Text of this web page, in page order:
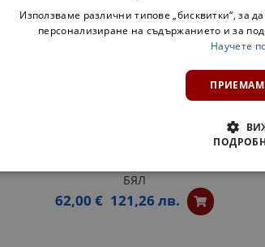
БЯЛ
62,00 € 121,26 лв.
Използваме различни типове „бисквитки“, за
персонализиране на съдържанието и за
Научете